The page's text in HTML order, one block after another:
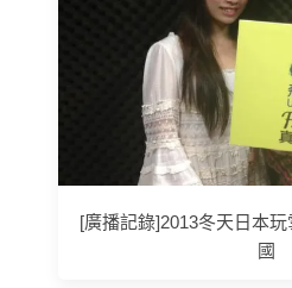
[廣播記錄]2013冬天日本
國